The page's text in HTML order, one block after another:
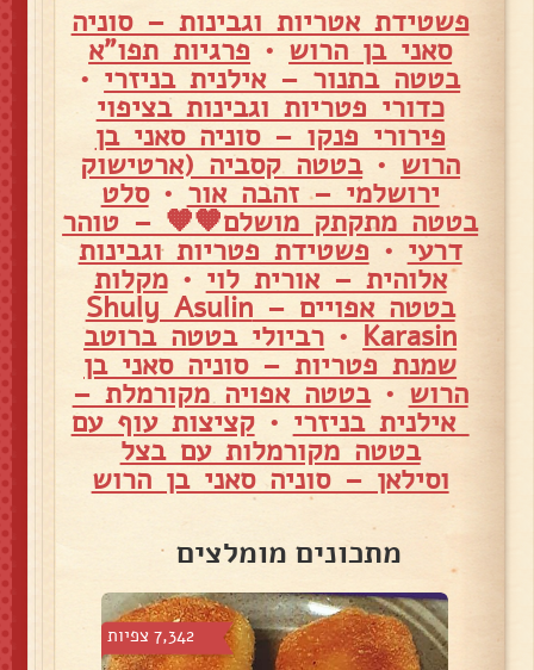
פשטידת אטריות וגבינות – סוניה
סאני בן הרוש • פרגיות תפו"א
בטטה בתנור – אילנית בניזרי •
כדורי פטריות וגבינות בציפוי
פירורי פנקו – סוניה סאני בן
הרוש •בטטה קסביה (ארטישוק
ירושלמי – זהבה אור •סלט
בטטה מתקתק מושלם🧡🧡 – טוהר
דרעי • פשטידת פטריות וגבינות
אלוהית – אורית לוי •מקלות
בטטה אפויים – Shuly Asulin
Karasin
• רביולי בטטה ברוטב
שמנת פטריות – סוניה סאני בן
הרוש •בטטה אפויה מקורמלת –
אילנית בניזרי •קציצות עוף עם
בטטה מקורמלות עם בצל
וסילאן – סוניה סאני בן הרוש
מתכונים מומלצים
7,342 צפיות